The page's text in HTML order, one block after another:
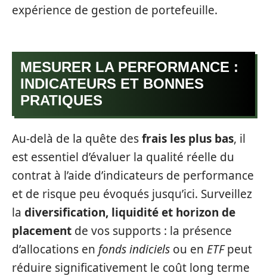
expérience de gestion de portefeuille.
MESURER LA PERFORMANCE :
INDICATEURS ET BONNES
PRATIQUES
Au-delà de la quête desfrais les plus bas, il
est essentiel d’évaluer la qualité réelle du
contrat à l’aide d’indicateurs de performance
et de risque peu évoqués jusqu’ici. Surveillez
la diversification, liquidité et horizon de
placement de vos supports : la présence
d’allocations en fonds indiciels ou en ETFpeut
réduire significativement le coût long terme